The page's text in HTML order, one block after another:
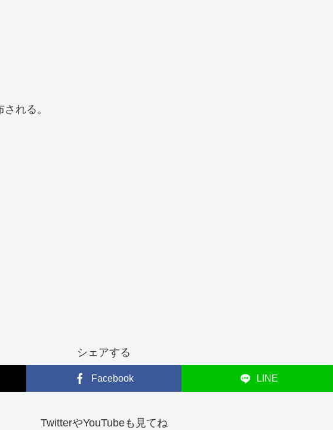
れる。
シェアする
Facebook LINE
TwitterやYouTubeも見てね